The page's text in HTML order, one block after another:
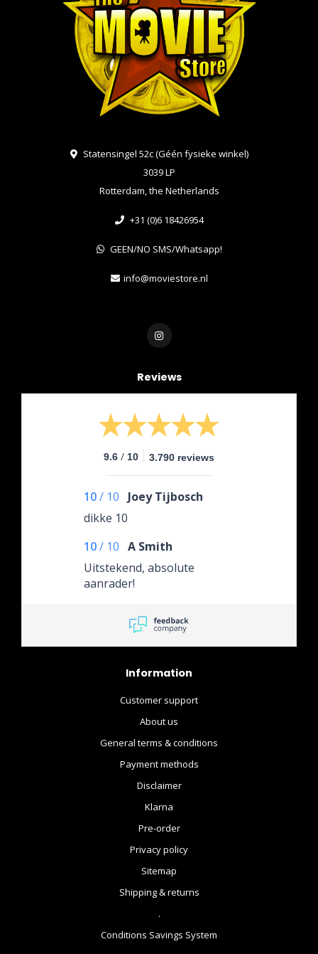
Statensingel 52c (Géén fysieke winkel)
3039 LP
Rotterdam, the Netherlands
+31 (0)6 18426954
GEEN/NO SMS/Whatsapp!
info@moviestore.nl
Reviews
9.6 / 10 3.790 reviews
10/ 10
Joey Tijbosch
dikke 10
10/ 10 A Smith
Uitstekend, absolute
aanrader!
Information
Customer support
About us
General terms & conditions
Payment methods
Disclaimer
Klarna
Pre-order
Privacy policy
Sitemap
Shipping & returns
.
Conditions Savings System